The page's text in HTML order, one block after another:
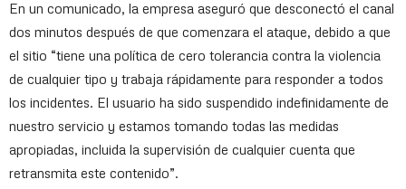
En un comunicado, la empresa aseguró que desconectó el canal
dos minutos después de que comenzara el ataque, debido a que
el sitio “tiene una política de cero tolerancia contra la violencia
de cualquier tipo y trabaja rápidamente para responder a todos
los incidentes. El usuario ha sido suspendido indefinidamente de
nuestro servicio y estamos tomando todas las medidas
apropiadas, incluida la supervisión de cualquier cuenta que
retransmita este contenido”.